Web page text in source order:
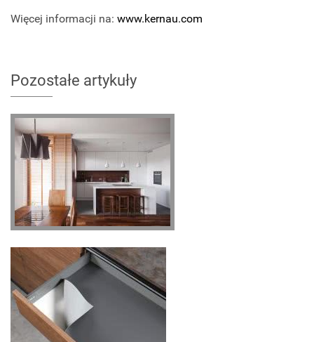
Więcej informacji na: www.kernau.com
Pozostałe artykuły